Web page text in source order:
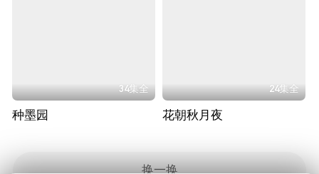
34集全
种墨园
24集全
花朝秋月夜
换一换